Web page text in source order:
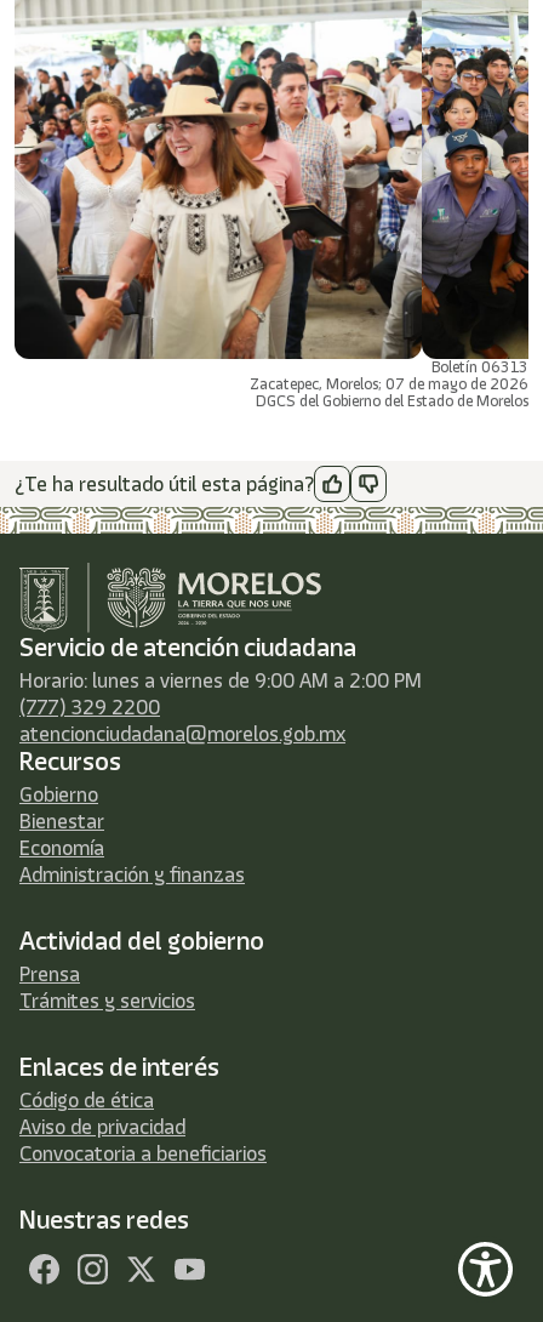
Boletín 06313
Zacatepec, Morelos; 07 de mayo de 2026
DGCS del Gobierno del Estado de Morelos
¿Te ha resultado útil esta página?
Servicio de atención ciudadana
Horario: lunes a viernes de 9:00 AM a 2:00 PM
(777) 329 2200
atencionciudadana@morelos.gob.mx
Recursos
Gobierno
Bienestar
Economía
Administración y finanzas
Actividad del gobierno
Prensa
Trámites y servicios
Enlaces de interés
Código de ética
Aviso de privacidad
Convocatoria a beneficiarios
Nuestras redes